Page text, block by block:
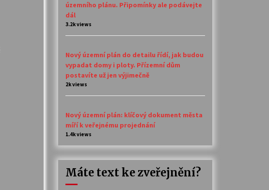
územního plánu. Připomínky ale podávejte
dál
3.2k views
Nový územní plán do detailu řídí, jak budou
vypadat domy i ploty. Přízemní dům
postavíte už jen výjimečně
2k views
Nový územní plán: klíčový dokument města
míří k veřejnému projednání
1.4k views
Máte text ke zveřejnění?